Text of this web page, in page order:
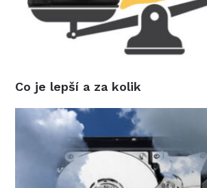
Co je lepší a za kolik